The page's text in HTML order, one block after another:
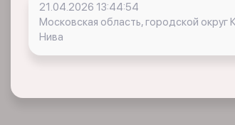
21.04.2026 13:44:54
Московская область, городской
Нива